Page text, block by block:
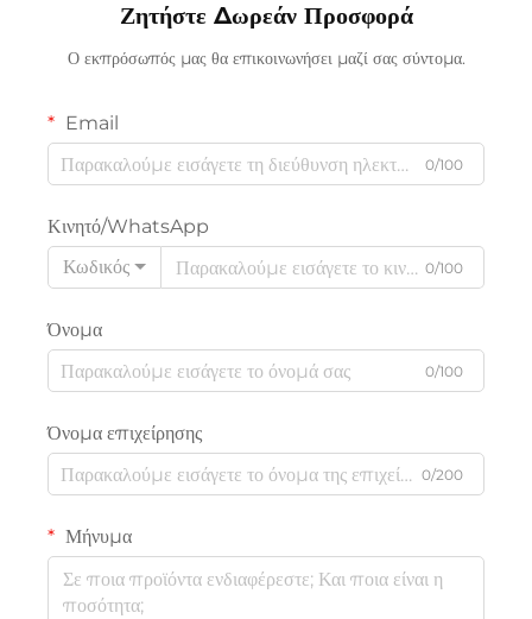
Ζητήστε Δωρεάν Προσφορά
Ο εκπρόσωπός μας θα επικοινωνήσει μαζί σας σύντομα.
Email
0/100
Κινητό/WhatsApp
Κωδικός
0/100
Όνομα
0/100
Όνομα επιχείρησης
0/200
Μήνυμα